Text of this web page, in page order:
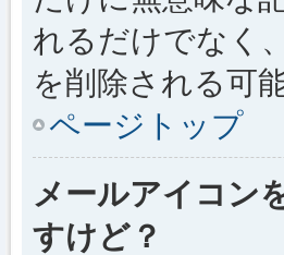
れるだけでなく
を削除される可
ページトップ
メールアイコン
すけど？